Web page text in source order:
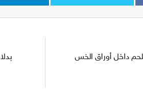
داخل أوراق الخس